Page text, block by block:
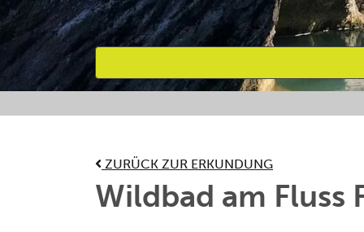
Bevorzugte Aktivitäten
ZURÜCK ZUR ERKUNDUNG
Wildbad am Fluss